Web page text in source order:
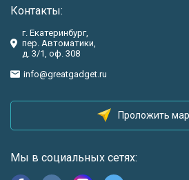
Контакты:
г. Екатеринбург,
пер. Автоматики,
д. 3/1, оф. 308
info@greatgadget.ru
Проложить
Мы в социальных сетях: